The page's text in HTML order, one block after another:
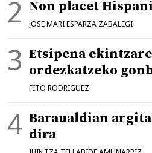
Non placet
JOSE MARI ESPARZA ZABALEGI
Etsipena
ordezkatzeko
FITO RODRIGUEZ
Baraualdian
dira